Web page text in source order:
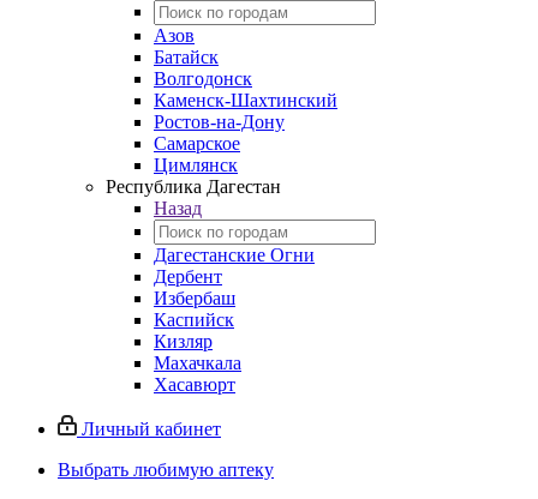
Азов
Батайск
Волгодонск
Каменск-Шахтинский
Ростов-на-Дону
Самарское
Цимлянск
Республика Дагестан
Назад
Дагестанские Огни
Дербент
Избербаш
Каспийск
Кизляр
Махачкала
Хасавюрт
Личный кабинет
Выбрать любимую аптеку